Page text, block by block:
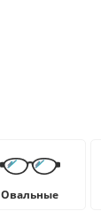
Овальные